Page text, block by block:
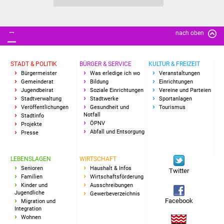
nach oben
STADT & POLITIK
Bürgermeister
Gemeinderat
Jugendbeirat
Stadtverwaltung
Veröffentlichungen
Stadtinfo
Projekte
Presse
BÜRGER & SERVICE
Was erledige ich wo
Bildung
Soziale Einrichtungen
Stadtwerke
Gesundheit und
Notfall
ÖPNV
Abfall und Entsorgung
KULTUR & FREIZEIT
Veranstaltungen
Einrichtungen
Vereine und Parteien
Sportanlagen
Tourismus
LEBENSLAGEN
Senioren
Familien
Kinder und
Jugendliche
Migration und
Integration
Wohnen
WIRTSCHAFT
Haushalt & Infos
Wirtschaftsförderung
Ausschreibungen
Gewerbeverzeichnis
Twitter
Facebook